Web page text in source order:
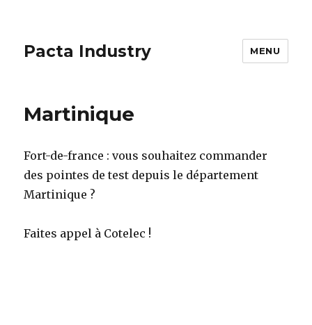
Pacta Industry MENU
Martinique
Fort-de-france : vous souhaitez commander
des pointes de test depuis le département
Martinique ?
Faites appel à Cotelec !